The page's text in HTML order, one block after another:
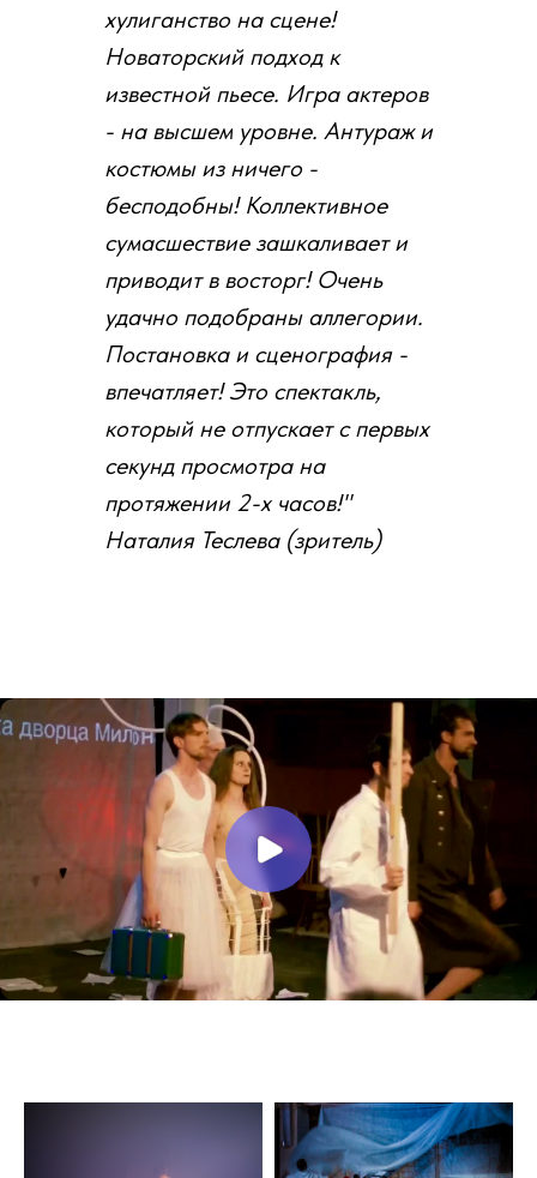
хулиганство на сцене!
Новаторский подход к
известной пьесе. Игра актеров
- на высшем уровне. Антураж и
костюмы из ничего -
бесподобны! Коллективное
сумасшествие зашкаливает и
приводит в восторг! Очень
удачно подобраны аллегории.
Постановка и сценография -
впечатляет! Это спектакль,
который не отпускает с первых
секунд просмотра на
протяжении 2-х часов!"
Наталия Теслева (зритель)